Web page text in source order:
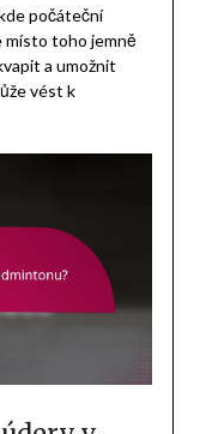
počáteční
místo toho jemně
a umožnit
vést k